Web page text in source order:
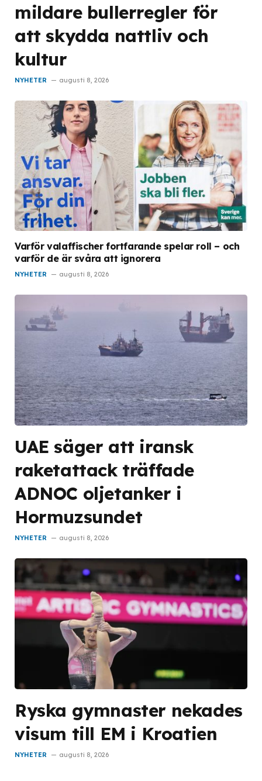
mildare bullerregler för
att skydda nattliv och
kultur
NYHETER augusti 8, 2026
Varför valaffischer fortfarande spelar roll – och
varför de är svåra att ignorera
NYHETER augusti 8, 2026
UAE säger att iransk
raketattack träffade
ADNOC oljetanker i
Hormuzsundet
NYHETER augusti 8, 2026
Ryska gymnaster nekades
visum till EM i Kroatien
NYHETER augusti 8, 2026